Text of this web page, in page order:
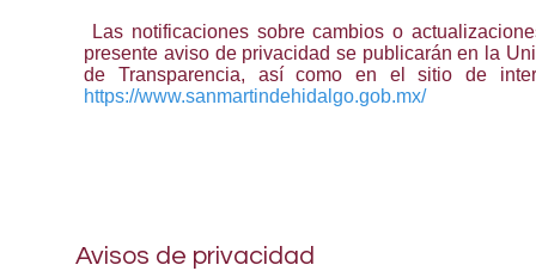
Las notificaciones sobre cambios o
presente aviso de privacidad se publicarán en la
de Transparencia, así como en el sitio de
https://www.sanmartindehidalgo.gob.mx/
Avisos de privacidad